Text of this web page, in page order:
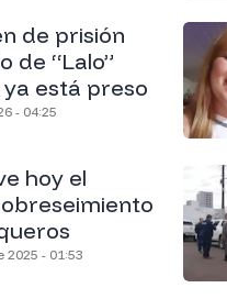
de prisión
de “Lalo”
está preso
- 04:25
hoy el
2025 - 01:53